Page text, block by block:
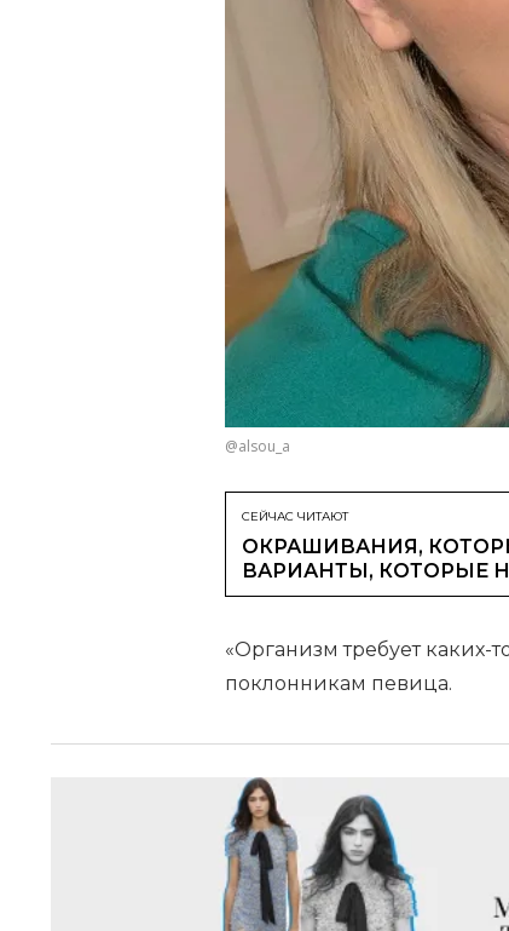
@alsou_a
СЕЙЧАС ЧИТАЮТ
ОКРАШИВАНИЯ,
ВАРИАНТЫ, КОТОРЫЕ
«Организм требует каких-
поклонникам певица.